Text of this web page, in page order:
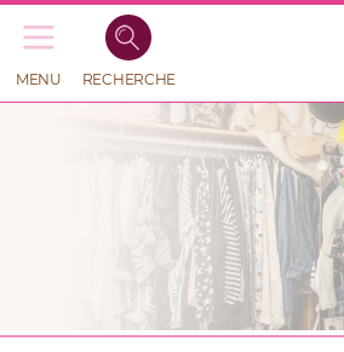
Recherche
de
MENU RECHERCHE